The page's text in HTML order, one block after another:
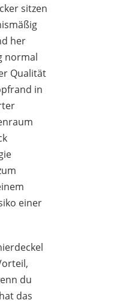
sitzen
her
normal
Qualität
in
einer
du
das